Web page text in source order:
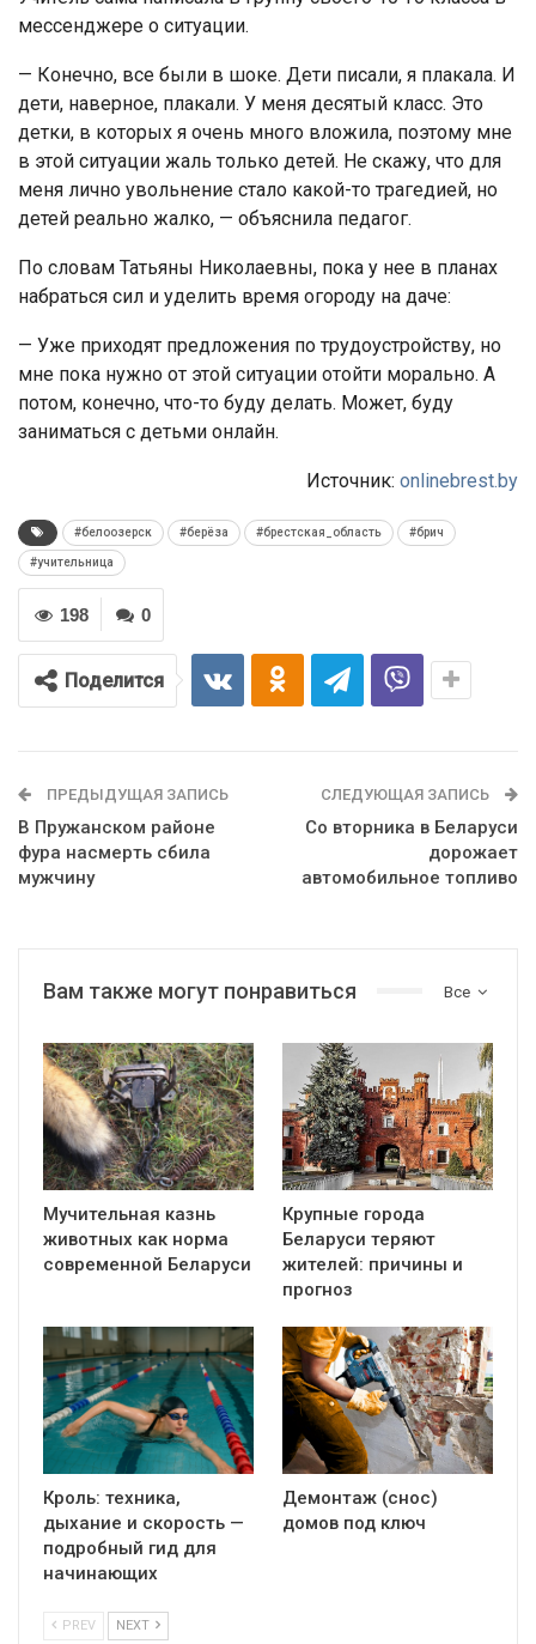
мессенджере о ситуации.
— Конечно, все были в шоке. Дети писали, я плакала. И
дети, наверное, плакали. У меня десятый класс. Это
детки, в которых я очень много вложила, поэтому мне
в этой ситуации жаль только детей. Не скажу, что для
меня лично увольнение стало какой-то трагедией, но
детей реально жалко, — объяснила педагог.
По словам Татьяны Николаевны, пока у нее в планах
набраться сил и уделить время огороду на даче:
— Уже приходят предложения по трудоустройству, но
мне пока нужно от этой ситуации отойти морально. А
потом, конечно, что-то буду делать. Может, буду
заниматься с детьми онлайн.
Источник: onlinebrest.by
#белоозерск #берёза #брестская_область #брич
#учительница
0
198
Поделится
ПРЕДЫДУЩАЯ ЗАПИСЬ
В Пружанском районе
фура насмерть сбила
мужчину
СЛЕДУЮЩАЯ ЗАПИСЬ
Со вторника в Беларуси
дорожает
автомобильное топливо
Все
Вам также могут понравиться
Мучительная казнь
животных как норма
современной Беларуси
Крупные города
Беларуси теряют
жителей: причины и
прогноз
Кроль: техника,
дыхание и скорость —
подробный гид для
начинающих
Демонтаж (снос)
домов под ключ
PREV NEXT